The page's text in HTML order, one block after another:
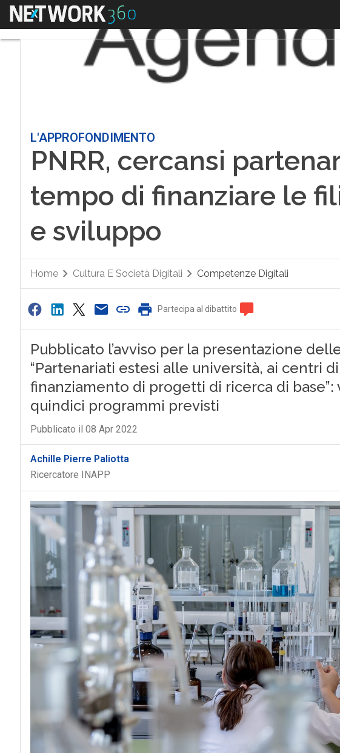
Menu
L'APPROFONDIMENTO
PNRR, cercansi
tempo di finanziare le
e sviluppo
Home Cultura E Società Digitali Competenze Digitali
Partecipa al dibattito
Pubblicato l’avviso per la presentazione
“Partenariati estesi alle università, ai centri
finanziamento di progetti di ricerca di base”:
quindici programmi previsti
Pubblicato il 08 Apr 2022
Achille Pierre Paliotta
Ricercatore INAPP